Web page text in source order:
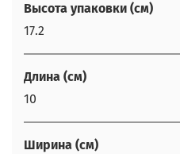
Высота упаковки (см)
17.2
Длина (см)
10
Ширина (см)